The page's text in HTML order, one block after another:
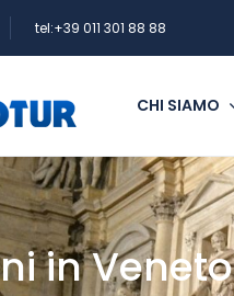
tel:+39 011 301 88 88
CHI SIAMO
in Veneto